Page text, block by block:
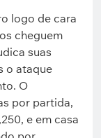
logo de cara
cheguem
suas
o ataque
O
por partida,
e em casa